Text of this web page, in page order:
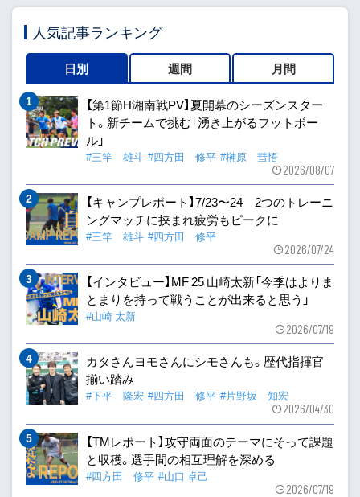
人気記事ランキング
日別 週間 月間
【第1節H湘南戦PV】夏開幕のシーズンスター
ト。新チームで挑む「湧き上がるフットボー
ル」
#三竿 雄斗 #四方田 修平 #榊原 彗悟
2026/08/07
【キャンプレポート】7/23〜24 2つのトレーニ
ングマッチに挟まれ疲労もピークに
#三竿 雄斗 #四方田 修平
2026/07/24
【インタビュー】MF 25 山崎太新「今季はよりま
とまりを持って戦うことが出来ると思う」
#山崎 太新
2026/07/19
カタさんヨモさんにシモさんも。歴代指揮官
揃い踏み
#下平 隆宏 #四方田 修平 #片野坂 知宏
2026/04/30
【TMレポート】攻守両面のテーマにそって課題
と収穫。選手間の相互理解を深める
#四方田 修平 #山口 卓己
2026/07/19